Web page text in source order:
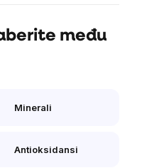
među
Minerali
Antioksidansi